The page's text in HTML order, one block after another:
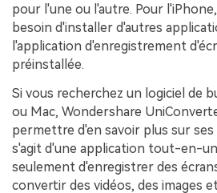
pour l'une ou l'autre. Pour
besoin d'installer d'autres
l'application d'enregistrement
préinstallée.
Si vous recherchez un logiciel de
ou Mac, Wondershare
permettre d'en savoir plus sur ses
s'agit d'une application tout-en-
seulement d'enregistrer des
convertir des vidéos, des images